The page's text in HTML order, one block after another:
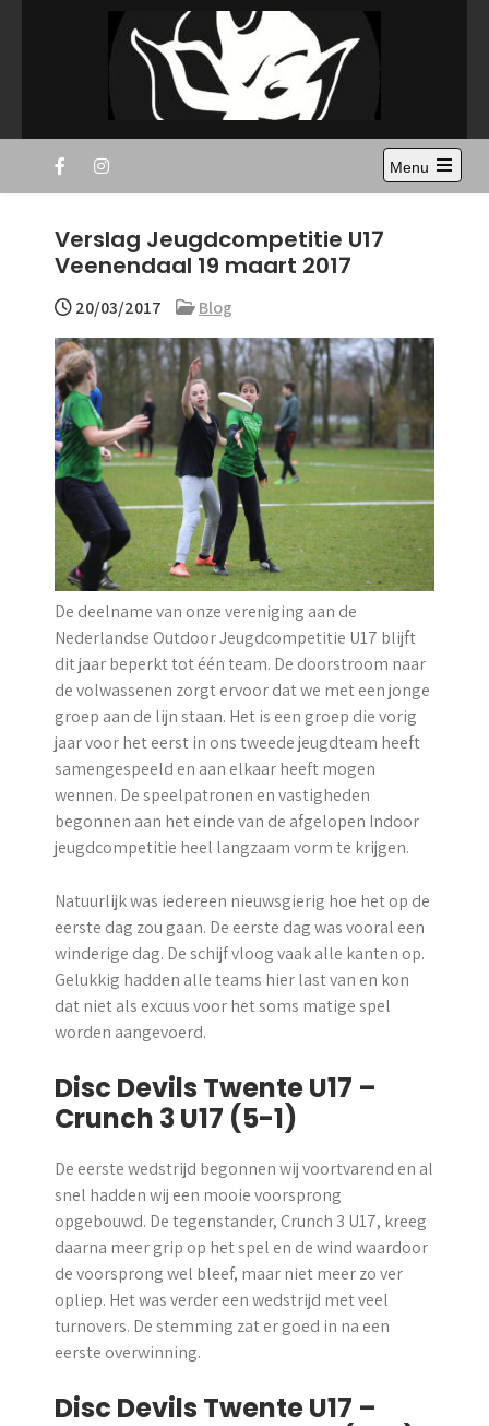
Disc Devils Twente –
Enschede
Ultimate Frisbee Vereniging Enschede
Menu
Open
Verslag Jeugdcompetitie U17
Veenendaal 19 maart 2017
20/03/2017 Blog
De deelname van onze vereniging aan de
Nederlandse Outdoor Jeugdcompetitie U17 blijft
dit jaar beperkt tot één team. De doorstroom naar
de volwassenen zorgt ervoor dat we met een jonge
groep aan de lijn staan. Het is een groep die vorig
jaar voor het eerst in ons tweede jeugdteam heeft
samengespeeld en aan elkaar heeft mogen
wennen. De speelpatronen en vastigheden
begonnen aan het einde van de afgelopen Indoor
jeugdcompetitie heel langzaam vorm te krijgen.
Natuurlijk was iedereen nieuwsgierig hoe het op de
eerste dag zou gaan. De eerste dag was vooral een
winderige dag. De schijf vloog vaak alle kanten op.
Gelukkig hadden alle teams hier last van en kon
dat niet als excuus voor het soms matige spel
worden aangevoerd.
Disc Devils Twente U17 –
Crunch 3 U17 (5-1)
De eerste wedstrijd begonnen wij voortvarend en al
snel hadden wij een mooie voorsprong
opgebouwd. De tegenstander, Crunch 3 U17, kreeg
daarna meer grip op het spel en de wind waardoor
de voorsprong wel bleef, maar niet meer zo ver
opliep. Het was verder een wedstrijd met veel
turnovers. De stemming zat er goed in na een
eerste overwinning.
Disc Devils Twente U17 –